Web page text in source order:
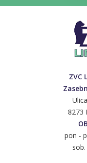
ZVC
8273
pon -